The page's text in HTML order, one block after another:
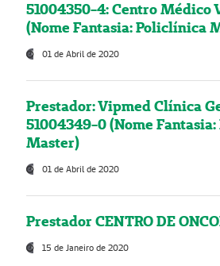
51004350-4: Centro Médico
(Nome Fantasia: Policlínica
01 de Abril de 2020
Prestador: Vipmed Clínica
51004349-0 (Nome
Master)
01 de Abril de 2020
Prestador CENTRO DE
15 de Janeiro de 2020